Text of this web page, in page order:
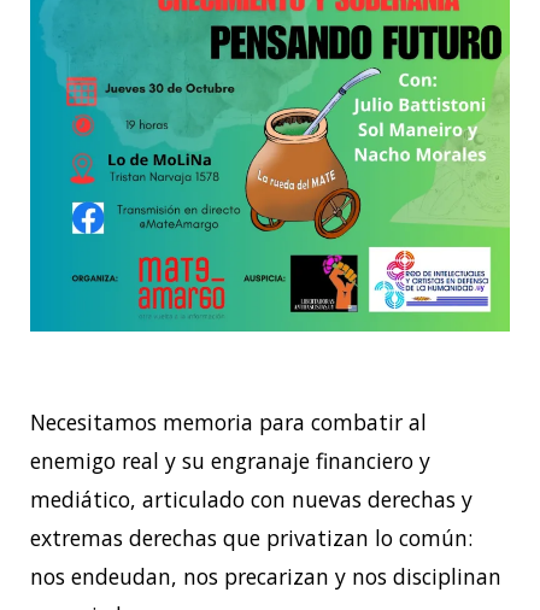
Necesitamos memoria para combatir al
enemigo real y su engranaje financiero y
mediático, articulado con nuevas derechas y
extremas derechas que privatizan lo común:
nos endeudan, nos precarizan y nos disciplinan